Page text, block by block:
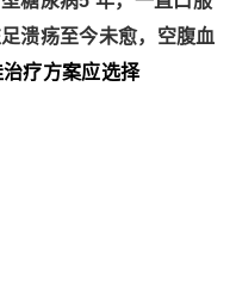
溃疡至今未愈，空腹血
疗方案应选择